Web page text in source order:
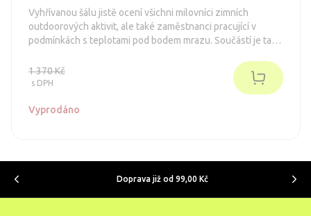
Vyhřívanou šálu jistě ocení všichni milovníci zimních
outdoorových aktivit, ale také zaměstnanci pracující v
podmínkách s teplotami pod bodem mrazu. Součástí je také
1 370 Kč
s DPH
Vyprodáno
Doprava již od 99,00 Kč